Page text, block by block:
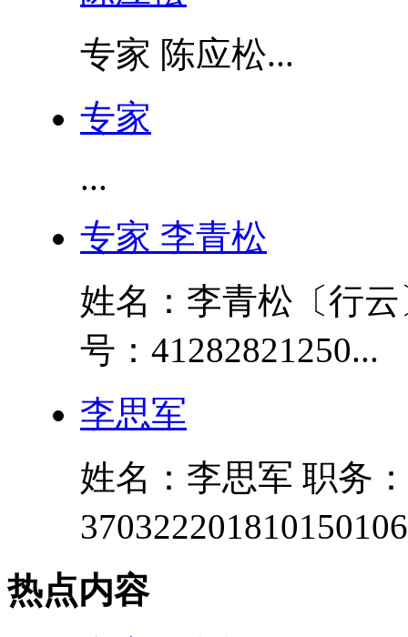
专家 陈应松...
专家
...
专家 李青松
姓名：李青松〔行
号：41282821250...
李思军
姓名：李思军 职务
热点内容